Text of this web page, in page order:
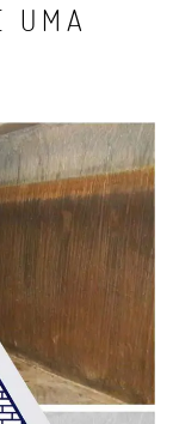
UMA